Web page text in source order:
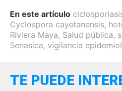
En este artículo
Cyclospora cayetanensis,
Riviera Maya, Salud pública,
Senasica, vigilancia
TE PUEDE